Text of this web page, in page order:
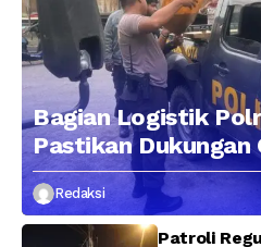
Bagian Logistik
Pastikan Dukungan
Kepolisian Berjalan
Redaksi
Patroli